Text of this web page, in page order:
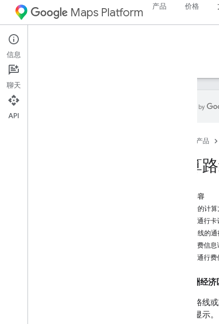
Maps Platform 产品 价格
Web Services
指南
产品
计算
本页内容
通行费的计
使用通行
计算路线的
通行费信
包含通行
欧洲经
在计算路线
的币种显示。
信息
聊天
API